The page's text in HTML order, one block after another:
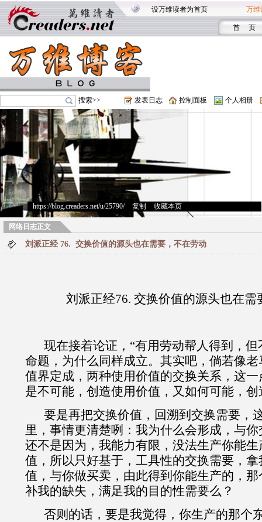
设万维读者为首页 万维
首 页
搜索>> 发表日志 控制面板 个人相册
https://blog.creaders.net/u/25790/> 复制 收藏本页
网络日志正文
刘派正经 76. 交换价值的源头也在需要，不在劳动
刘派正经76. 交换价值的源头也在需
现在接着论证， “有用劳动帮人得到，但
命题，为什么同样成立。其实吧，倘若像
值界定成，两种使用价值的交换关系 ，这
是不可能，创造使用价值，又如何可能，
要是再把交换价值，回溯到交换需要，
里，事情更清楚咧：我为什么会形成，与
还不是因为，我能力有限，没法生产你能
值，所以只好基于，工具性的交换需要，
值，与你做买卖，由此得到你能生产的，
补我的缺失，满足我的目的性需要么？
否则的话，要是我觉得，你生产的那